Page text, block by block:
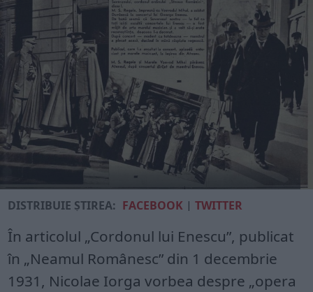
DISTRIBUIE ȘTIREA: FACEBOOK |TWITTER
În articolul „Cordonul lui Enescu”, publicat
în „Neamul Românesc” din 1 decembrie
1931, Nicolae Iorga vorbea despre „opera